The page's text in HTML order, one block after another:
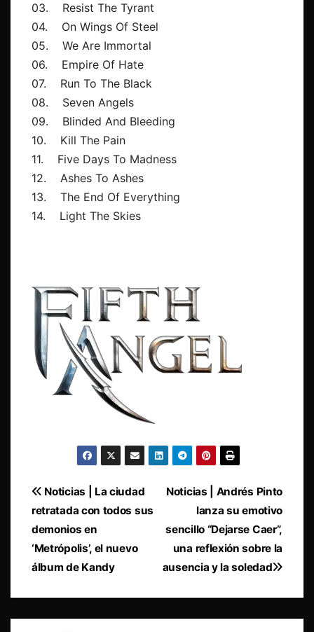
03. Resist The Tyrant
04. On Wings Of Steel
05. We Are Immortal
06. Empire Of Hate
07. Run To The Black
08. Seven Angels
09. Blinded And Bleeding
10. Kill The Pain
11. Five Days To Madness
12. Ashes To Ashes
13. The End Of Everything
14. Light The Skies
Navegación
de
entradas
Noticias | Andrés Pinto
lanza su emotivo
sencillo “Dejarse Caer”,
una reflexión sobre la
ausencia y la soledad
Noticias | La ciudad
retratada con todos sus
demonios en
‘Metrópolis’, el nuevo
álbum de Kandy